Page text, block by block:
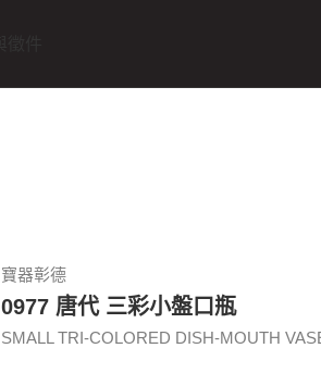
寶器彰德
0977 唐代 三彩小盤口瓶
SMALL TRI-COLORED DISH-MOUTH